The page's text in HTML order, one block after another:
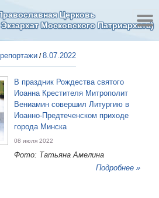
Церковь
Московского Патриархата)
/8.07.2022
В праздник Рождества святого
Иоанна Крестителя Митрополит
Вениамин совершил Литургию в
Иоанно-Предтеченском приходе
города Минска
08 июля 2022
Фото: Татьяна Амелина
Подробнее »